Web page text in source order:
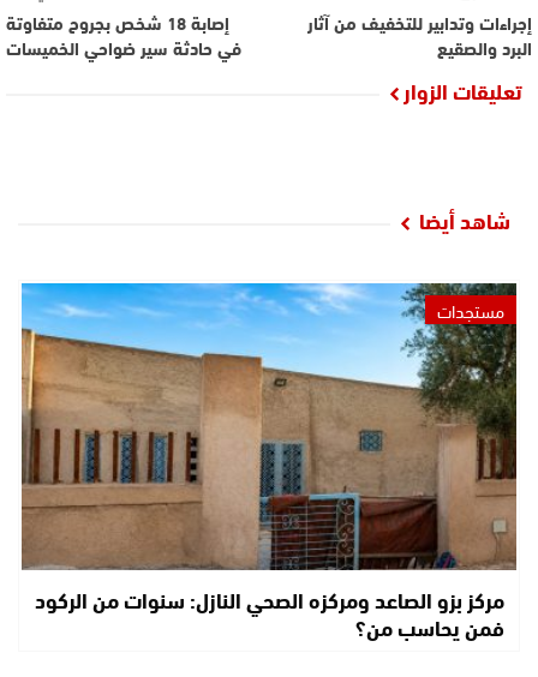
إجراءات وتدابير للتخفيف من آثار
البرد والصقيع
إصابة 18 شخص بجروح متفاوتة
في حادثة سير ضواحي الخميسات
تعليقات الزوار
شاهد أيضا
مستجدات
مركز بزو الصاعد ومركزه الصحي النازل: سنوات من الركود
فمن يحاسب من؟